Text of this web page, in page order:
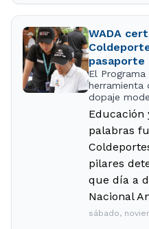
WADA
pasaporte
El
herramienta
dopaje
Educación
palabras
pilares
que día a
Nacional
sábado,